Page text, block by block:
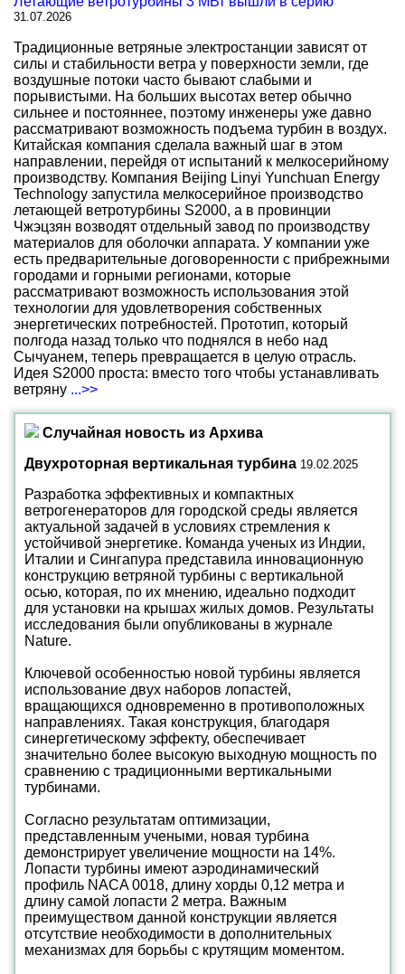
31.07.2026
Традиционные ветряные электростанции зависят от
силы и стабильности ветра у поверхности земли, где
воздушные потоки часто бывают слабыми и
порывистыми. На больших высотах ветер обычно
сильнее и постояннее, поэтому инженеры уже давно
рассматривают возможность подъема турбин в воздух.
Китайская компания сделала важный шаг в этом
направлении, перейдя от испытаний к мелкосерийному
производству. Компания Beijing Linyi Yunchuan Energy
Technology запустила мелкосерийное производство
летающей ветротурбины S2000, а в провинции
Чжэцзян возводят отдельный завод по производству
материалов для оболочки аппарата. У компании уже
есть предварительные договоренности с прибрежными
городами и горными регионами, которые
рассматривают возможность использования этой
технологии для удовлетворения собственных
энергетических потребностей. Прототип, который
полгода назад только что поднялся в небо над
Сычуанем, теперь превращается в целую отрасль.
Идея S2000 проста: вместо того чтобы устанавливать
ветряну ...>>
Случайная новость из Архива
Двухроторная вертикальная турбина 19.02.2025
Разработка эффективных и компактных
ветрогенераторов для городской среды является
актуальной задачей в условиях стремления к
устойчивой энергетике. Команда ученых из Индии,
Италии и Сингапура представила инновационную
конструкцию ветряной турбины с вертикальной
осью, которая, по их мнению, идеально подходит
для установки на крышах жилых домов. Результаты
исследования были опубликованы в журнале
Nature.
Ключевой особенностью новой турбины является
использование двух наборов лопастей,
вращающихся одновременно в противоположных
направлениях. Такая конструкция, благодаря
синергетическому эффекту, обеспечивает
значительно более высокую выходную мощность по
сравнению с традиционными вертикальными
турбинами.
Согласно результатам оптимизации,
представленным учеными, новая турбина
демонстрирует увеличение мощности на 14%.
Лопасти турбины имеют аэродинамический
профиль NACA 0018, длину хорды 0,12 метра и
длину самой лопасти 2 метра. Важным
преимуществом данной конструкции является
отсутствие необходимости в дополнительных
механизмах для борьбы с крутящим моментом.